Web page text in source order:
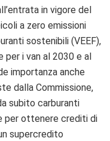
in vigore del
a zero emissioni
sostenibili (VEEF),
i van al 2030 e al
importanza anche
dalla Commissione,
subito carburanti
per ottenere crediti di
supercredito